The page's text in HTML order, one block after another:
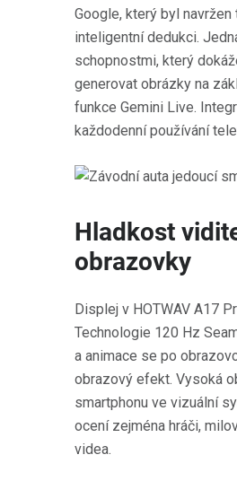
Google, který byl
inteligentní dedukci.
schopnostmi, který
generovat obrázky na
funkce Gemini Live.
každodenní používání
Hladkost
obrazovky
Displej v HOTWAV A17
Technologie 120 Hz
a animace se po
obrazový efekt. Vysoká
smartphonu ve vizuální
ocení zejména hráči,
videa.